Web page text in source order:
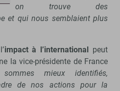
on trouve des
et qui nous semblaient plus
impact à l’international peut
la vice-présidente de France
mieux identifiés,
de nos actions pour la